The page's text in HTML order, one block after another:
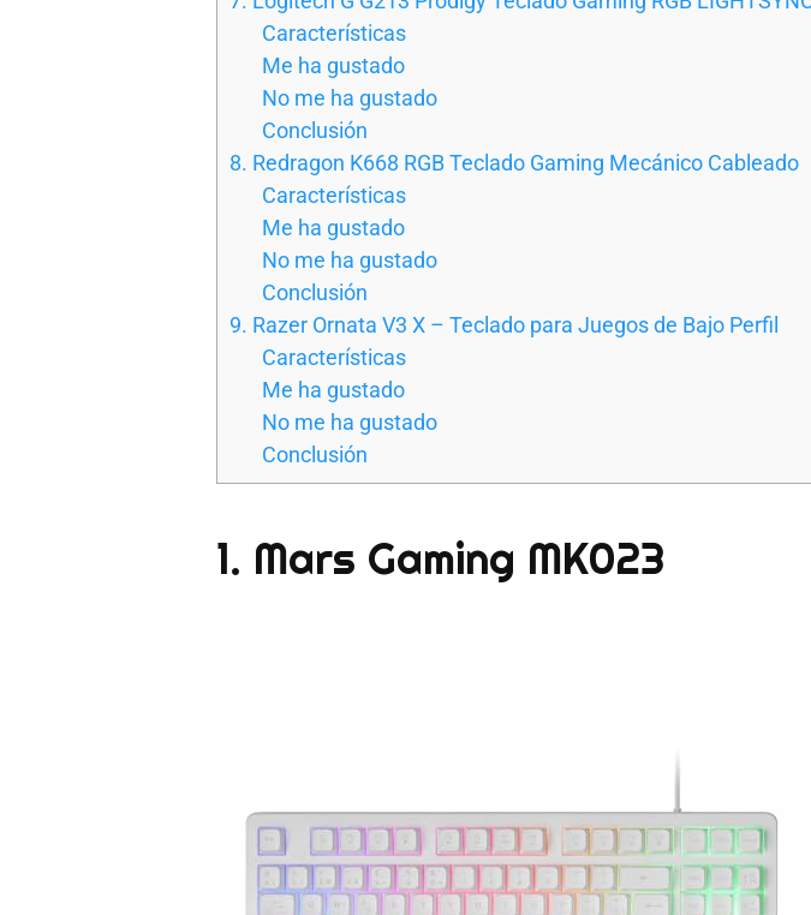
Características
Me ha gustado
No me ha gustado
Conclusión
8. Redragon K668 RGB Teclado Gaming Mecánico Cableado
Características
Me ha gustado
No me ha gustado
Conclusión
9. Razer Ornata V3 X – Teclado para Juegos de Bajo Perfil
Características
Me ha gustado
No me ha gustado
Conclusión
1. Mars Gaming MK023